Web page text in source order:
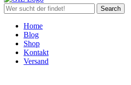
Search
Home
Blog
Shop
Kontakt
Versand